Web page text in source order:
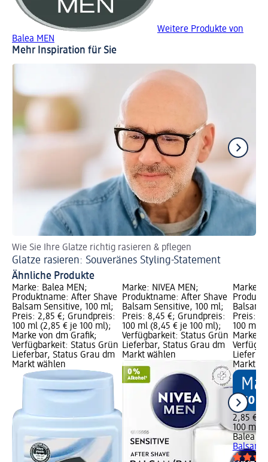
Weitere Produkte von
Balea MEN
Mehr Inspiration für Sie
Wie Sie Ihre Glatze richtig rasieren & pflegen
Glatze rasieren: Souveränes Styling-Statement
Ähnliche Produkte
Marke: Balea MEN;
Produktname: After Shave
Balsam Sensitive, 100 ml;
Preis: 2,85 €; Grundpreis:
100 ml (2,85 € je 100 ml);
Marke von dm Grafik;
Verfügbarkeit: Status Grün
Lieferbar, Status Grau dm
Markt wählen
Marke: NIVEA MEN;
Produktname: After Shave
Balsam Sensitive, 100 ml;
Preis: 8,45 €; Grundpreis:
100 ml (8,45 € je 100 ml);
Verfügbarkeit: Status Grün
Lieferbar, Status Grau dm
Markt wählen
Marke:
Balsam
Preis:
100 ml
Marke
Markt
2,85 €
100 ml
Balea
Balsam